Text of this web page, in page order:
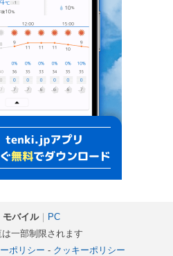
モバイル｜ PC
一部制限されます
ポリシー - クッキーポリシー